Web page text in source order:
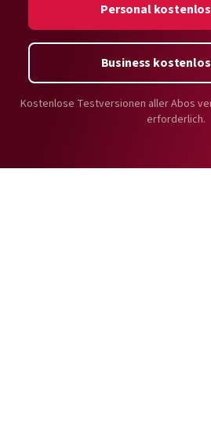
Personal
Business
Kostenlose Testversionen aller Abos
erforderlich.